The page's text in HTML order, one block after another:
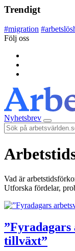
Trendigt
#migration #
Följ oss
Nyhetsbrev
Vad är
Utforska fördelar,
”Fyradagars
tillväxt”